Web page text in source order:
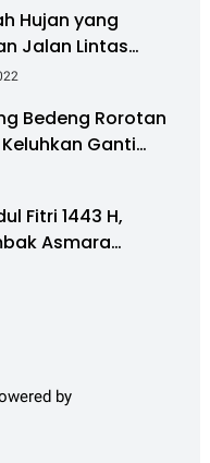
Hujan yang
Jalan Lintas
Putus
Bedeng Rorotan
Ganti
Lahan Tol
Fitri 1443 H,
Asmara
Ribuan
by